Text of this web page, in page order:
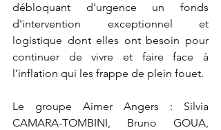
débloquant d'urgence un fonds
d'intervention exceptionnel et
logistique dont elles ont besoin pour
continuer de vivre et faire face à
l’inflation qui les frappe de plein fouet.
Le groupe Aimer Angers : Silvia
CAMARA-TOMBINI, Bruno GOUA,